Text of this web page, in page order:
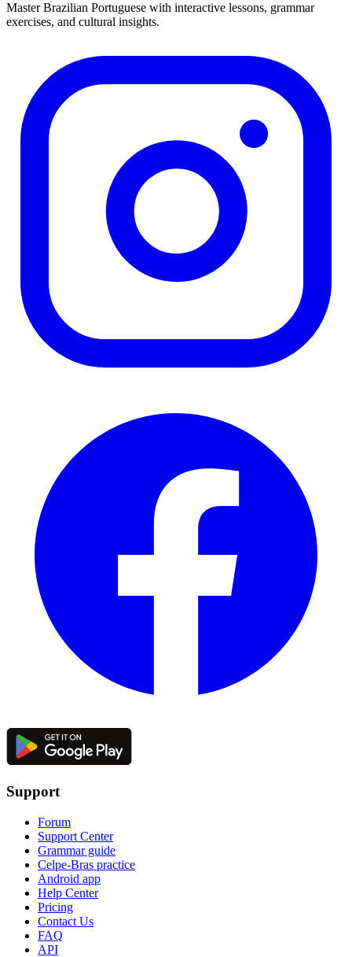
Master Brazilian Portuguese with interactive lessons, grammar
exercises, and cultural insights.
Support
Forum
Support Center
Grammar guide
Celpe-Bras practice
Android app
Help Center
Pricing
Contact Us
FAQ
API